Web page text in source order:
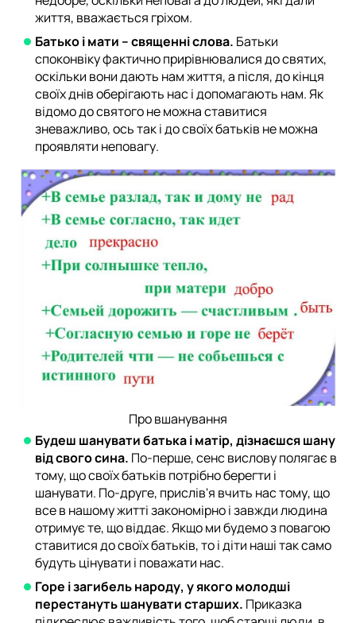
життя, вважається гріхом.
Батько і мати – священні слова. Батьки
споконвіку фактично прирівнювалися до святих,
оскільки вони дають нам життя, а після, до кінця
своїх днів оберігають нас і допомагають нам. Як
відомо до святого не можна ставитися
зневажливо, ось так і до своїх батьків не можна
проявляти неповагу.
Про вшанування
Будеш шанувати батька і матір, дізнаєшся шану
від свого сина. По-перше, сенс вислову полягає в
тому, що своїх батьків потрібно берегти і
шанувати. По-друге, прислів'я вчить нас тому, що
все в нашому житті закономірно і завжди людина
отримує те, що віддає. Якщо ми будемо з повагою
ставитися до своїх батьків, то і діти наші так само
будуть цінувати і поважати нас.
Горе і загибель народу, у якого молодші
перестануть шанувати старших. Приказка